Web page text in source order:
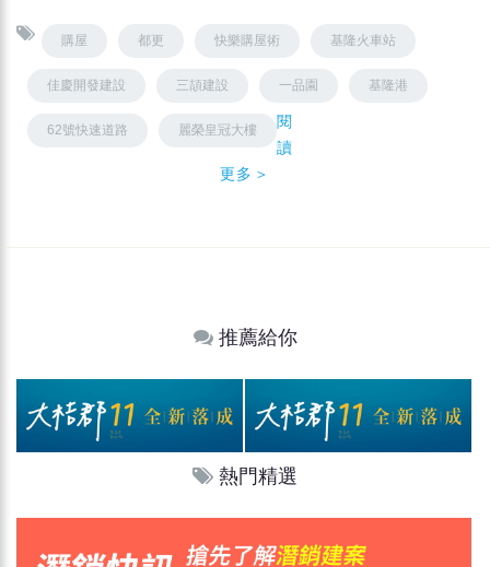
購屋 都更 快樂購屋術 基隆火車站
佳慶開發建設 三頡建設 一品園 基隆港
62號快速道路 麗榮皇冠大樓
閱
讀
更多＞
推薦給你
熱門精選